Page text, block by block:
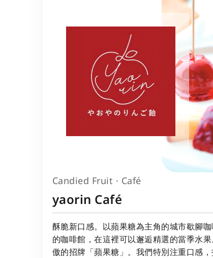
Candied Fruit · Café
yaorin Café
酥脆新口感。以蘋果糖為主角的城市歇腳
的咖啡館，在這裡可以邂逅精選的當季水
傲的招牌「蘋果糖」。我們特別注重口感